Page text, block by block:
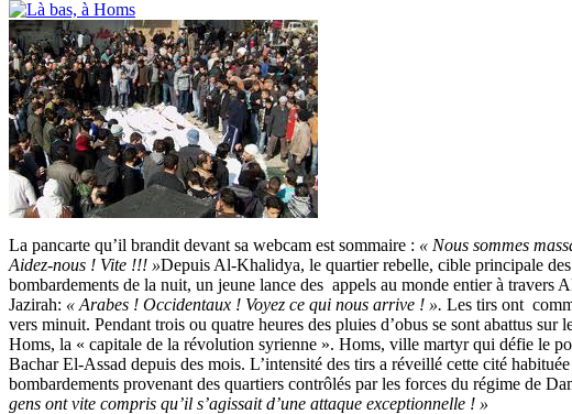
La pancarte qu’il brandit devant sa webcam est sommaire : « Nous sommes
Aidez-nous ! Vite !!! »Depuis Al-Khalidya, le quartier rebelle, cible principale des
bombardements de la nuit, un jeune lance des appels au monde entier à travers
Jazirah: « Arabes ! Occidentaux ! Voyez ce qui nous arrive ! ». Les tirs ont
vers minuit. Pendant trois ou quatre heures des pluies d’obus se sont abattus sur
Homs, la « capitale de la révolution syrienne ». Homs, ville martyr qui défie le
Bachar El-Assad depuis des mois. L’intensité des tirs a réveillé cette cité
bombardements provenant des quartiers contrôlés par les forces du régime de
gens ont vite compris qu’il s’agissait d’une attaque exceptionnelle ! »